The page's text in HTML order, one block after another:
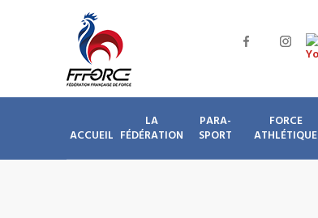
ACCUEIL
LA
FÉDÉRATION
PARA-
SPORT
FORCE
ATHLÉTIQUE